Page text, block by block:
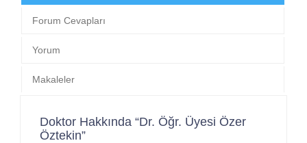
Forum Cevapları
Yorum
Makaleler
Doktor Hakkında “Dr. Öğr. Üyesi Özer
Öztekin”